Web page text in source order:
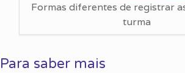
Formas diferentes de registrar
turma
Para saber mais